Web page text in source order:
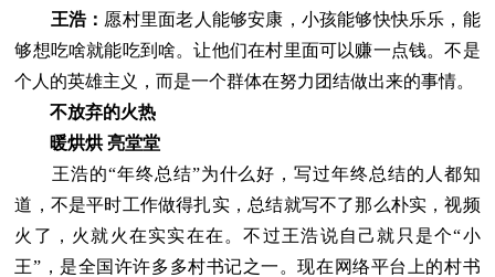
王浩： 愿村里面老人能够安康，小孩能够快快乐乐，能
够想吃啥就能吃到啥。让他们在村里面可以赚一点钱。不是
个人的英雄主义，而是一个群体在努力团结做出来的事情。
不放弃的火热
暖烘烘 亮堂堂
王浩的“年终总结”为什么好，写过年终总结的人都知
道，不是平时工作做得扎实，总结就写不了那么朴实，视频
火了，火就火在实实在在。不过王浩说自己就只是个“小
王”，是全国许许多多村书记之一。现在网络平台上的村书